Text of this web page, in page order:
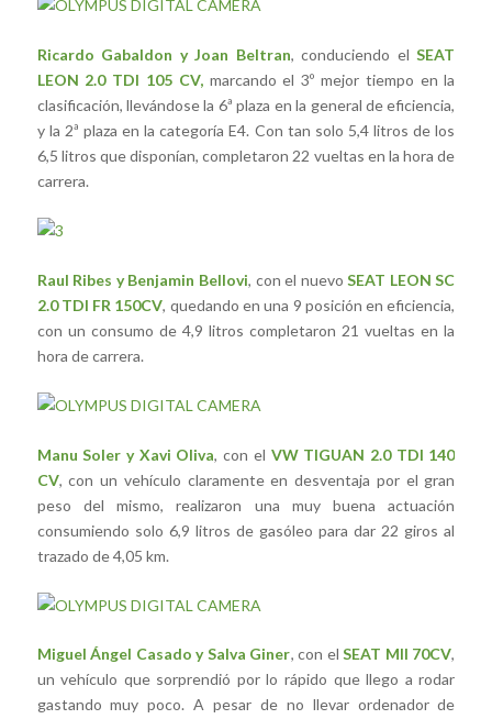
Ricardo Gabaldon y Joan Beltran, conduciendo elSEAT
LEON 2.0 TDI 105 CV, marcando el 3º mejor tiempo en la
clasificación, llevándose la 6ª plaza en la general de eficiencia,
y la 2ª plaza en la categoría E4. Con tan solo 5,4 litros de los
6,5 litros que disponían, completaron 22 vueltas en la hora de
carrera.
Raul Ribes y Benjamin Bellovi, con el nuevoSEAT LEON SC
2.0 TDI FR 150CV, quedando en una 9 posición en eficiencia,
con un consumo de 4,9 litros completaron 21 vueltas en la
hora de carrera.
Manu Soler y Xavi Oliva, con el VW TIGUAN 2.0 TDI 140
CV, con un vehículo claramente en desventaja por el gran
peso del mismo, realizaron una muy buena actuación
consumiendo solo 6,9 litros de gasóleo para dar 22 giros al
trazado de 4,05 km.
Miguel Ángel Casado y Salva Giner, con elSEAT MII 70CV,
un vehículo que sorprendió por lo rápido que llego a rodar
gastando muy poco. A pesar de no llevar ordenador de